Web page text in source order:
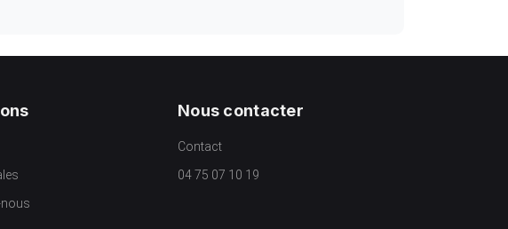
Nous contacter
Contact
04 75 07 10 19